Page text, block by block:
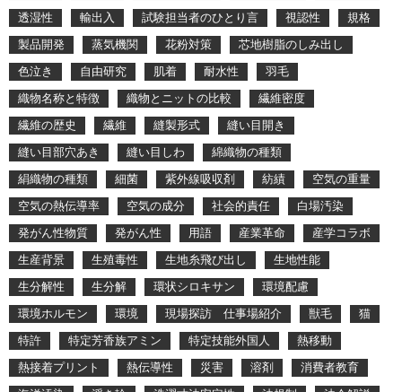
透湿性
輸出入 試験担当者のひとり言 視認性
規格
製品開発
蒸気機関 花粉対策
芯地樹脂のしみ出し
色泣き
自由研究 肌着 耐水性
羽毛
織物名称と特徴
織物とニットの比較
繊維密度
繊維の歴史
繊維 縫製形式
縫い目開き
縫い目部穴あき
縫い目しわ
綿織物の種類
絹織物の種類
細菌 紫外線吸収剤 紡績
空気の重量
空気の熱伝導率
空気の成分 社会的責任
白場汚染
発がん性物質
発がん性 用語 産業革命
産学コラボ
生産背景
生殖毒性 生地糸飛び出し
生地性能
生分解性
生分解 環状シロキサン
環境配慮
環境ホルモン
環境 現場探訪 仕事場紹介 獣毛
猫
特許
特定芳香族アミン 特定技能外国人
熱移動
熱接着プリント
熱伝導性 災害 溶剤
消費者教育